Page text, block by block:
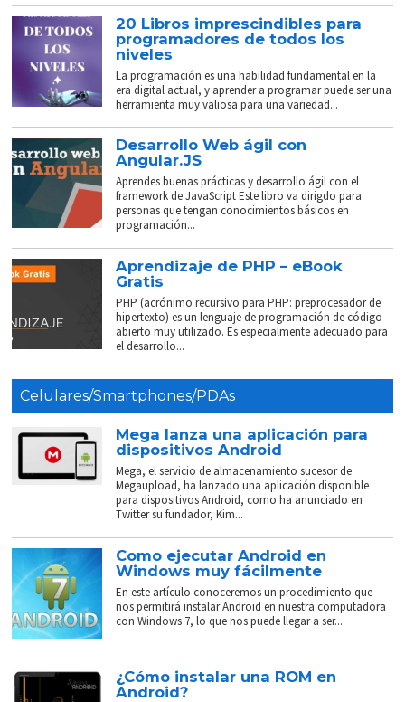
20 Libros imprescindibles para
programadores de todos los
niveles
La programación es una habilidad fundamental en la
era digital actual, y aprender a programar puede ser una
herramienta muy valiosa para una variedad...
Desarrollo Web ágil con
Angular.JS
Aprendes buenas prácticas y desarrollo ágil con el
framework de JavaScript Este libro va dirigdo para
personas que tengan conocimientos básicos en
programación...
Aprendizaje de PHP – eBook
Gratis
PHP (acrónimo recursivo para PHP: preprocesador de
hipertexto) es un lenguaje de programación de código
abierto muy utilizado. Es especialmente adecuado para
el desarrollo...
Celulares/Smartphones/PDAs
Mega lanza una aplicación para
dispositivos Android
Mega, el servicio de almacenamiento sucesor de
Megaupload, ha lanzado una aplicación disponible
para dispositivos Android, como ha anunciado en
Twitter su fundador, Kim...
Como ejecutar Android en
Windows muy fácilmente
En este artículo conoceremos un procedimiento que
nos permitirá instalar Android en nuestra computadora
con Windows 7, lo que nos puede llegar a ser...
¿Cómo instalar una ROM en
Android?